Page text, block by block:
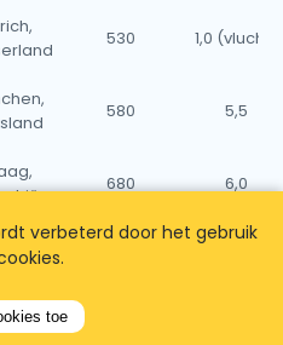
530 1,0 (vlucht)
580 5,5
680 6,0
op rechte
verbeterd door het gebruik
toe